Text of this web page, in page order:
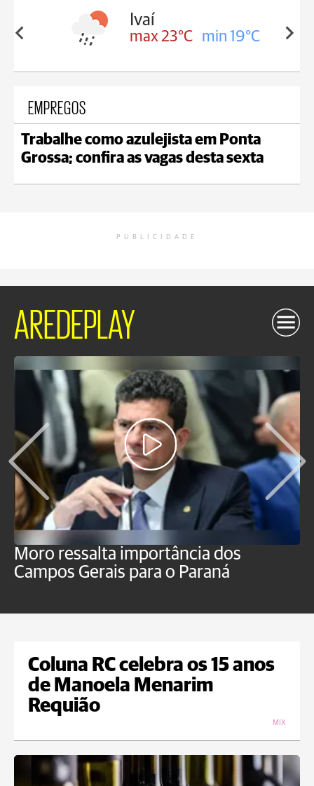
17°C
Ivaí
max 23°C min 19°C
EMPREGOS
Trabalhe como azulejista em Ponta
Grossa; confira as vagas desta sexta
PUBLICIDADE
AREDEPLAY
Moro ressalta importância dos
Campos Gerais para o Paraná
Coluna RC celebra os 15 anos
de Manoela Menarim
Requião
MIX